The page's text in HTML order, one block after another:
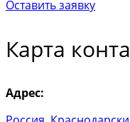
Оставить заявку
Карта
Адрес: